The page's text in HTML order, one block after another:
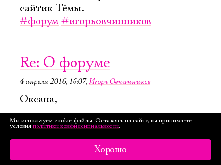
сайтик Тёмы.
#форум#игорьовчинников
Re: О форуме
4 апреля 2016, 16:07,Игорь Овчинников
Оксана,
Спасибо за чётко сформулированные и
разумные пожелания.
Мы используем cookie-файлы. Оставаясь на сайте, вы принимаете
условия политики конфиденциальности.
Хорошо